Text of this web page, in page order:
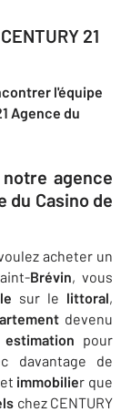
21
l'équipe
Agence du
agence
du Casino de
acheter un
Brévin, vous
sur le littoral,
devenu
estimation pour
davantage de
immobilier que
chez CENTURY